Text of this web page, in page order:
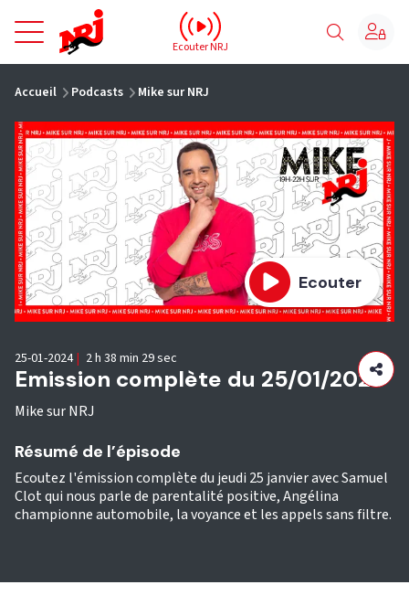
NRJ - Accueil
Ecouter NRJ
Accueil Podcasts Mike sur NRJ
Ecouter
Emission complète du 25/01/2024
Mike sur NRJ
25-01-2024 | 2 h 38 min 29 sec
Résumé de l’épisode
Ecoutez l'émission complète du jeudi 25 janvier avec Samuel
Clot qui nous parle de parentalité positive, Angélina
championne automobile, la voyance et les appels sans filtre.